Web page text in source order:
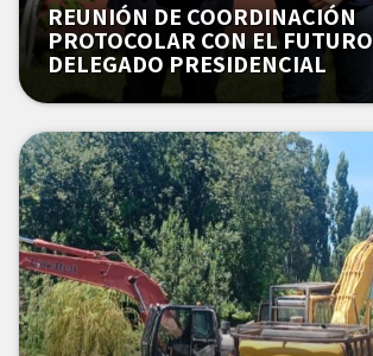
REUNIÓN DE COORDINACIÓN
PROTOCOLAR CON EL FUTURO
DELEGADO PRESIDENCIAL